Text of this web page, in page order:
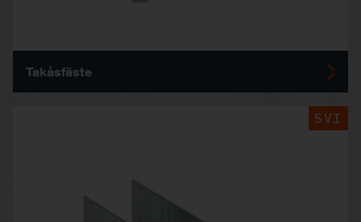
Takåsfäste
SVI